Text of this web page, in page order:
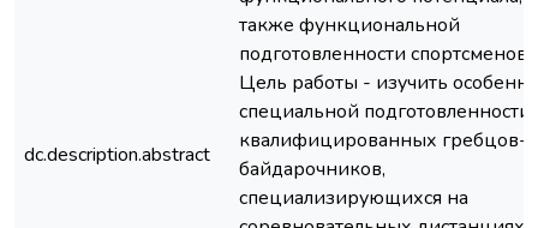
dc.description.abstract
также функциональной
подготовленности спортсменов.
Цель работы - изучить
специальной подготовленности
квалифицированных гребцов-
байдарочников,
специализирующихся на